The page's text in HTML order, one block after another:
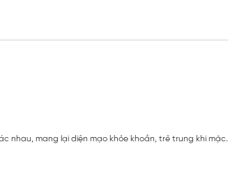
nhau, mang lại diện mạo khỏe khoắn, trẻ trung khi mặc.